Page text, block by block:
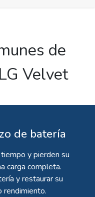
de
Velvet
de batería
y pierden su
carga completa.
y restaurar su
rendimiento.